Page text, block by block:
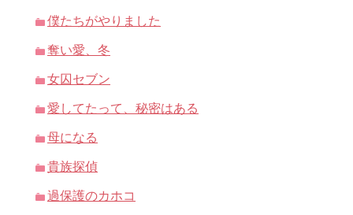
僕たちがやりました
奪い愛、冬
女囚セブン
愛してたって、秘密はある
母になる
貴族探偵
過保護のカホコ